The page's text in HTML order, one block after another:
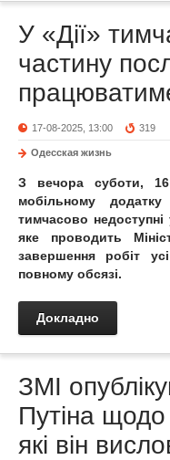
У «Дії»
частину
17-08-2025, 13:00 319
Одесская жизнь
З вечора суботи,
мобільному
тимчасово недоступні
яке проводить
завершення робіт
повному обсязі.
Докладно
ЗМІ
Путіна
які він